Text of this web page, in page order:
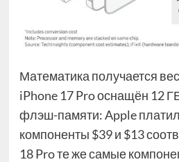
Математика получается
iPhone 17 Pro оснащён 12
флэш-памяти: Apple
компоненты $39 и $13
18 Pro те же самые